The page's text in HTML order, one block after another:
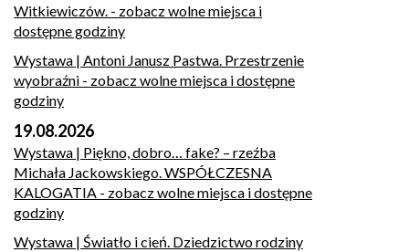
Witkiewiczów. - zobacz wolne miejsca i
dostępne godziny
Wystawa | Antoni Janusz Pastwa. Przestrzenie
wyobraźni - zobacz wolne miejsca i dostępne
godziny
19.08.2026
Wystawa | Piękno, dobro… fake? – rzeźba
Michała Jackowskiego. WSPÓŁCZESNA
KALOGATIA - zobacz wolne miejsca i dostępne
godziny
Wystawa | Światło i cień. Dziedzictwo rodziny